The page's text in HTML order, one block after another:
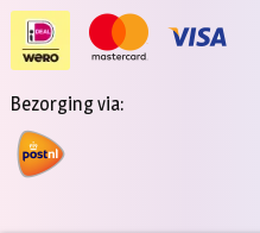
Bezorging via: